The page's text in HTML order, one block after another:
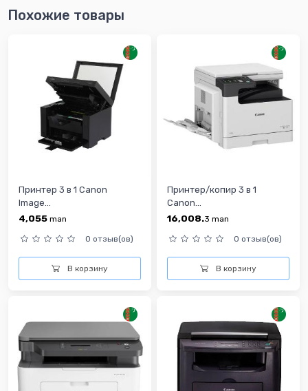
Похожие товары
Принтер 3 в 1 Canon
Image...
4,055 man
0 отзыв(ов)
В корзину
Принтер/копир 3 в 1
Canon...
16,008.3 man
0 отзыв(ов)
В корзину